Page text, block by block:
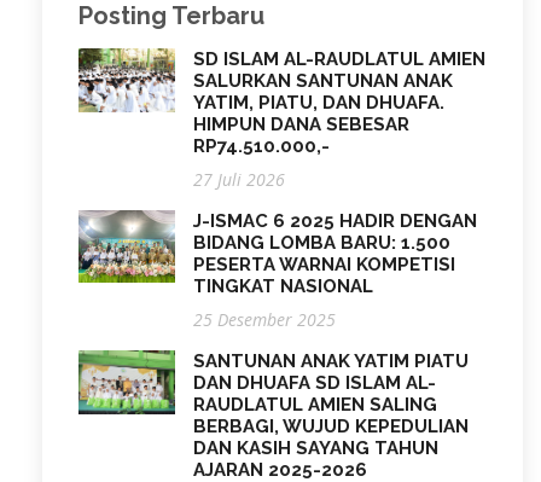
Posting Terbaru
SD ISLAM AL-RAUDLATUL AMIEN
SALURKAN SANTUNAN ANAK
YATIM, PIATU, DAN DHUAFA.
HIMPUN DANA SEBESAR
RP74.510.000,-
27 Juli 2026
J-ISMAC 6 2025 HADIR DENGAN
BIDANG LOMBA BARU: 1.500
PESERTA WARNAI KOMPETISI
TINGKAT NASIONAL
25 Desember 2025
SANTUNAN ANAK YATIM PIATU
DAN DHUAFA SD ISLAM AL-
RAUDLATUL AMIEN SALING
BERBAGI, WUJUD KEPEDULIAN
DAN KASIH SAYANG TAHUN
AJARAN 2025-2026